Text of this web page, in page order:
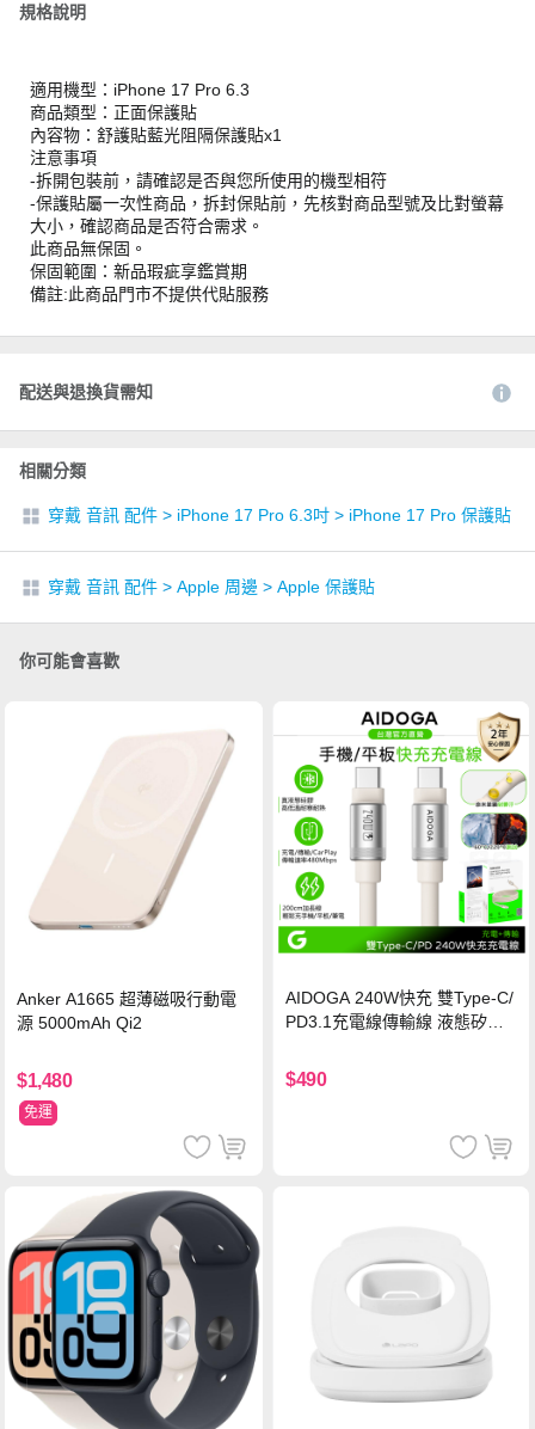
規格說明
適用機型：iPhone 17 Pro 6.3
商品類型：正面保護貼
內容物：舒護貼藍光阻隔保護貼x1
注意事項
-拆開包裝前，請確認是否與您所使用的機型相符
-保護貼屬一次性商品，拆封保貼前，先核對商品型號及比對螢幕
大小，確認商品是否符合需求。
此商品無保固。
保固範圍：新品瑕疵享鑑賞期
備註:此商品門市不提供代貼服務
配送與退換貨需知
相關分類
穿戴 音訊 配件 > iPhone 17 Pro 6.3吋 > iPhone 17 Pro 保護貼
穿戴 音訊 配件 > Apple 周邊 > Apple 保護貼
你可能會喜歡
Anker A1665 超薄磁吸行動電
源 5000mAh Qi2
$1,480
免運
AIDOGA 240W快充 雙Type-C/
PD3.1充電線傳輸線 液態矽膠
機/平板/筆電
$490